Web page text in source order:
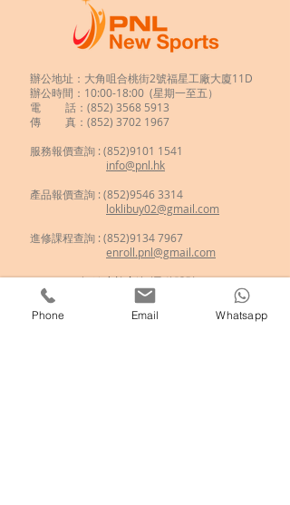
辦公地址：大角咀合桃街2號福星工廠大廈11D
辦公時間：10:00-18:00 (星期一至五）
電 話：(852) 3568 5913
傳 真：(852) 3702 1967
服務報價查詢 :(852)9101 1541
info@pnl.hk
產品報價查詢 : (852)9546 3314
loklibuy02@gmail.com
進修課程查詢 : (852)9134 7967
enroll.pnl@gmail.com
如欲查詢新興運動體驗、
歷奇到校活動
學校攤位活動 傳統民俗運動
進入商店選擇所需的項目!
Phone Email Whatsapp